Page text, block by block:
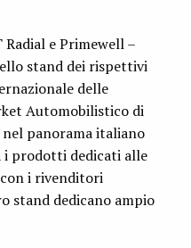
e Primewell –
stand dei rispettivi
delle
Automobilistico di
nel panorama italiano
prodotti dedicati alle
i rivenditori
stand dedicano ampio